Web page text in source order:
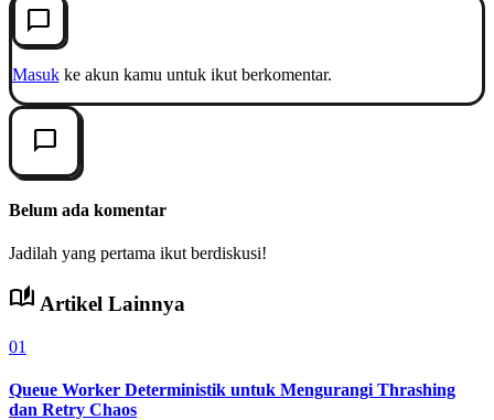
chat_bubble_outline
Masukke akun kamu untuk ikut berkomentar.
chat_bubble_outline
Belum ada komentar
Jadilah yang pertama ikut berdiskusi!
auto_stories Artikel Lainnya
01
Queue Worker Deterministik untuk Mengurangi Thrashing
dan Retry Chaos